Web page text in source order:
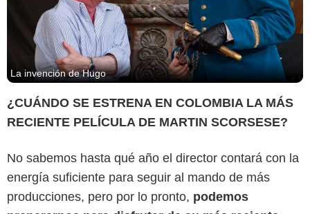
La invención de Hugo
¿CUÁNDO SE ESTRENA EN COLOMBIA LA MÁS
RECIENTE PELÍCULA DE MARTIN SCORSESE?
No sabemos hasta qué año el director contará con la
energía suficiente para seguir al mando de más
producciones, pero por lo pronto, podemos